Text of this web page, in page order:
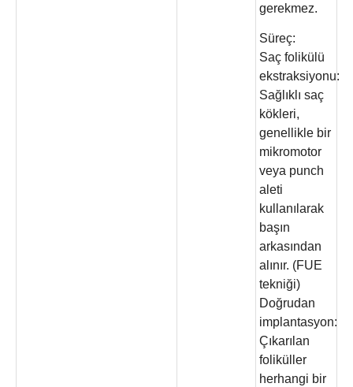
gerekmez.
Süreç:
Saç folikülü
ekstraksiyonu:
Sağlıklı saç
kökleri,
genellikle bir
mikromotor
veya punch
aleti
kullanılarak
başın
arkasından
alınır. (FUE
tekniği)
Doğrudan
implantasyon:
Çıkarılan
foliküller
herhangi bir